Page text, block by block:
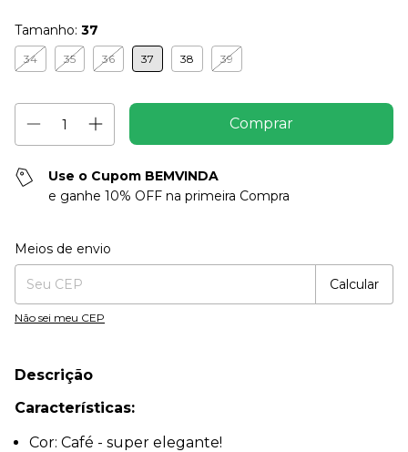
Tamanho: 37
34 35 36 37 38 39
Use o Cupom BEMVINDA
e ganhe 10% OFF na primeira Compra
Entregas para o CEP:
Meios de envio
Calcular
Não sei meu CEP
Descrição
Características:
Cor: Café - super elegante!